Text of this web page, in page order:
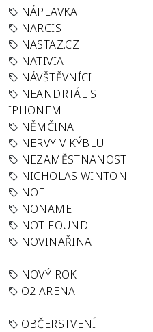
NÁPLAVKA
NARCIS
NASTAZ.CZ
NATIVIA
NÁVŠTĚVNÍCI
NEANDRTÁL S
IPHONEM
NĚMČINA
NERVY V KÝBLU
NEZAMĚSTNANOST
NICHOLAS WINTON
NOE
NONAME
NOT FOUND
NOVINAŘINA
NOVÝ ROK
O2 ARENA
OBČERSTVENÍ